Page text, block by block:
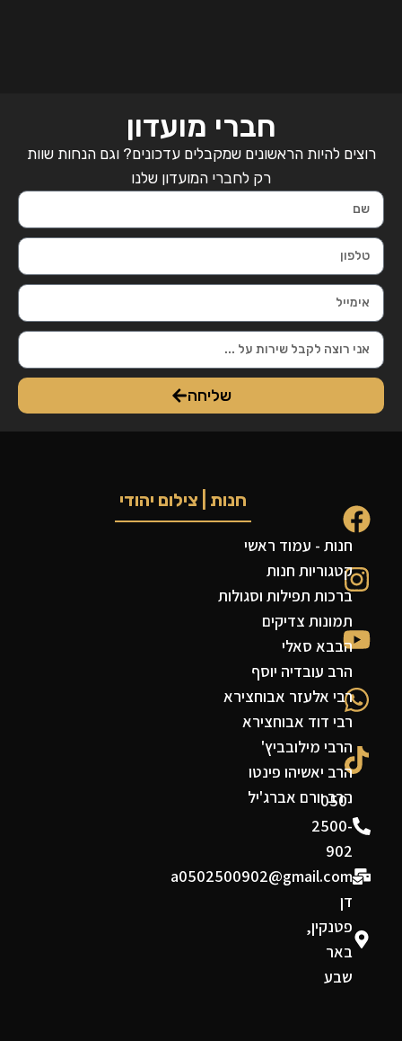
חברי מועדון
רוצים להיות הראשונים שמקבלים עדכונים? וגם הנחות שוות
רק לחברי המועדון שלנו
שליחה
050-
2500-
902
a0502500902@gmail.com
דן
פטנקין,
באר
שבע
חנות | צילום יהודי
חנות - עמוד ראשי
קטגוריות חנות
ברכות תפילות וסגולות
תמונות צדיקים
הבבא סאלי
הרב עובדיה יוסף
רבי אלעזר אבוחצירא
רבי דוד אבוחצירא
הרבי מילובביץ'
הרב יאשיהו פינטו
הרב יורם אברג'יל